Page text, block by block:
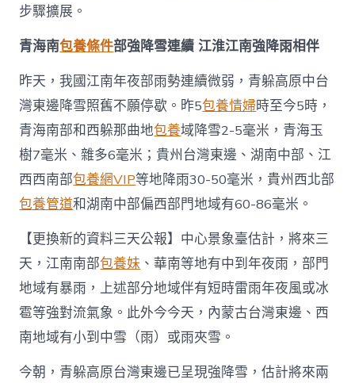
減
華
黃
淮
等
地
域
率
先
回
溫〉
中
步驟擴展。
青海南包養條件部強降雪連續 江淮江南強降雨相伴
昨天，我國江南年夜部雨勢連續微弱，青躲高原中台
灣東邊降雪照舊不願停歇。昨5包養情婦時至今5時，
青海南部和西躲那曲地包養域降雪2-5毫米，青海玉
樹7毫米、雜多6毫米；貴州台灣東邊、湖南中部、江
西西南部包養網VIP等地降雨30-50毫米，貴州西北部
包養管道和湖南中部偏西部門地域有60-86毫米。
【更換新的資料三天公報】中心景象臺估計，將來三
天，江南南部包養妹 、華南等地有中到年夜雨，部門
地域有暴雨，上述部分地域伴有短時雷雨年夜風或冰
雹等強對流氣象。此外今今天，內蒙古台灣東邊、西
南地域有小到中雪（雨）或雨夾雪。
今朝，青躲高原台灣東邊已呈現強降雪，估計將來兩